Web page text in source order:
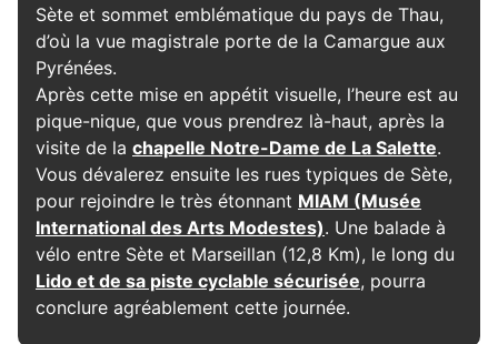
Sète et sommet emblématique du pays de Thau,
d’où la vue magistrale porte de la Camargue aux
Pyrénées.
Après cette mise en appétit visuelle, l’heure est au
pique-nique, que vous prendrez là-haut, après la
visite de la chapelle Notre-Dame de La Salette.
Vous dévalerez ensuite les rues typiques de Sète,
pour rejoindre le très étonnant MIAM (Musée
International des Arts Modestes). Une balade à
vélo entre Sète et Marseillan (12,8 Km), le long du
Lido et de sa piste cyclable sécurisée, pourra
conclure agréablement cette journée.